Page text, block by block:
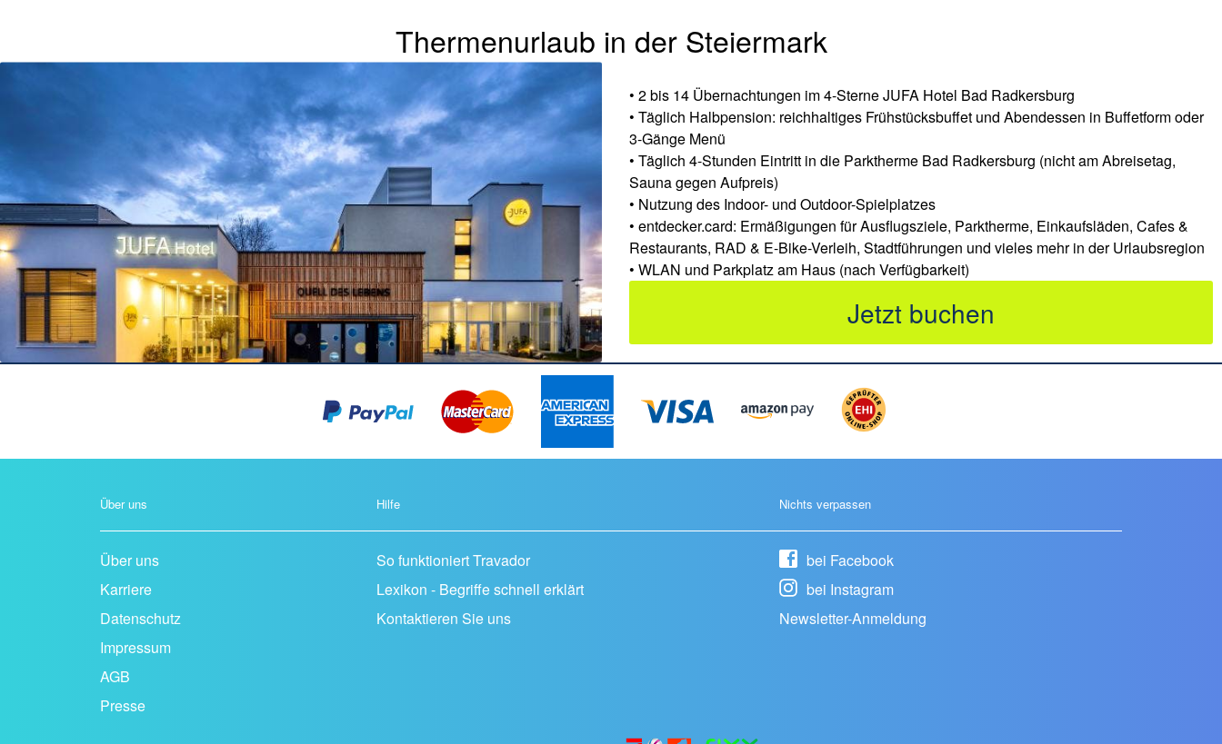
Thermenurlaub in der Steiermark
• 2 bis 14 Übernachtungen im 4-Sterne JUFA Hotel Bad Radkersburg
• Täglich Halbpension: reichhaltiges Frühstücksbuffet und Abendessen in Buffetform oder
3-Gänge Menü
• Täglich 4-Stunden Eintritt in die Parktherme Bad Radkersburg (nicht am Abreisetag,
Sauna gegen Aufpreis)
• Nutzung des Indoor- und Outdoor-Spielplatzes
• entdecker.card: Ermäßigungen für Ausflugsziele, Parktherme, Einkaufsläden, Cafes &
Restaurants, RAD & E-Bike-Verleih, Stadtführungen und vieles mehr in der Urlaubsregion
• WLAN und Parkplatz am Haus (nach Verfügbarkeit)
Jetzt buchen
Über uns
Über uns
Karriere
Datenschutz
Impressum
AGB
Presse
Hilfe
So funktioniert Travador
Lexikon - Begriffe schnell erklärt
Kontaktieren Sie uns
Nichts verpassen
bei Facebook
bei Instagram
Newsletter-Anmeldung